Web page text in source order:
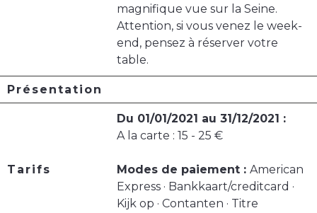
magnifique vue sur la Seine.
Attention, si vous venez le week-
end, pensez à réserver votre
table.
Présentation
Tarifs
Du 01/01/2021 au 31/12/2021 :
A la carte : 15 - 25 €
Modes de paiement : American
Express · Bankkaart/creditcard ·
Kijk op · Contanten · Titre